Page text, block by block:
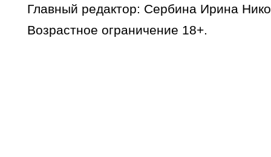
Главный редактор: Сербина Ирина
Возрастное ограничение 18+.